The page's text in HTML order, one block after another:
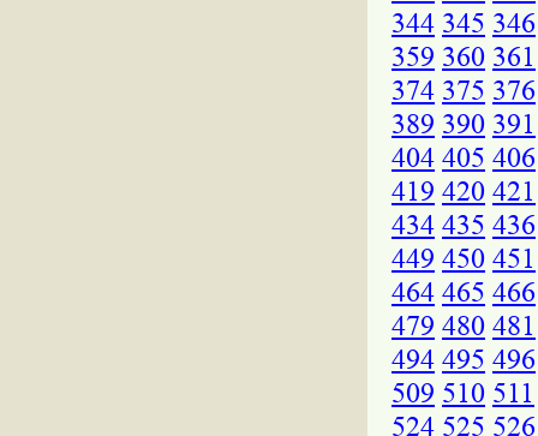
344 345 346
359 360 361
374 375 376
389 390 391
404 405 406
419 420 421
434 435 436
449 450 451
464 465 466
479 480 481
494 495 496
509 510 511
524 525 526